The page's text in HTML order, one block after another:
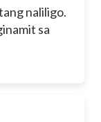
naliligo.
sa